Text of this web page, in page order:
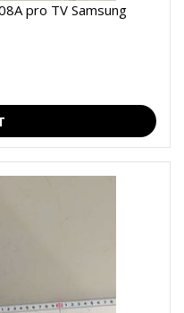
pro TV Samsung